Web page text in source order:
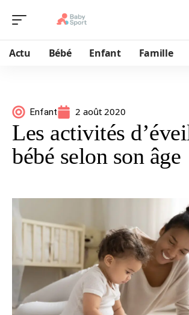
Actu Bébé Enfant Famille
Enfant 2 août 2020
Les activités
bébé selon son âge